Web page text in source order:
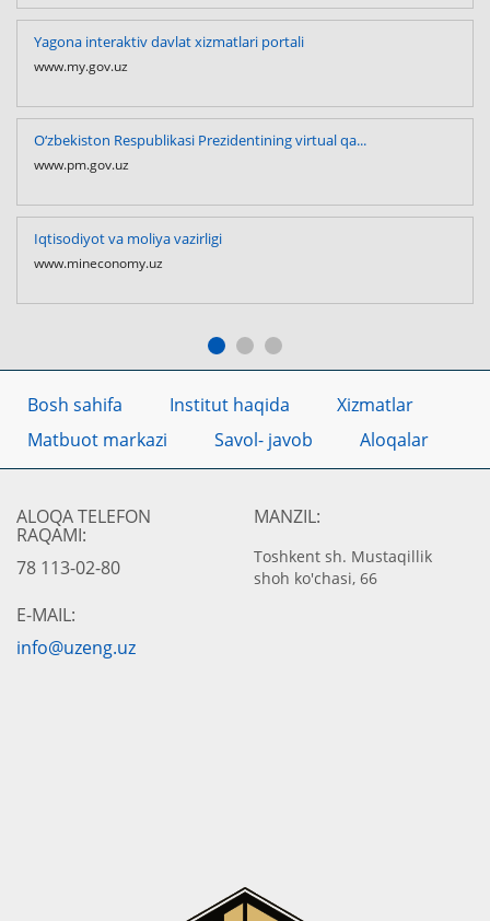
Yagona interaktiv davlat xizmatlari portali
www.my.gov.uz
O‘zbekiston Respublikasi Prezidentining virtual qa...
www.pm.gov.uz
Iqtisodiyot va moliya vazirligi
www.mineconomy.uz
Bosh sahifa Institut haqida
Xizmatlar
Matbuot markazi
Savol- javob Aloqalar
ALOQA TELEFON
RAQAMI:
78 113-02-80
MANZIL:
Toshkent sh. Mustaqillik
shoh ko'chasi, 66
E-MAIL:
info@uzeng.uz